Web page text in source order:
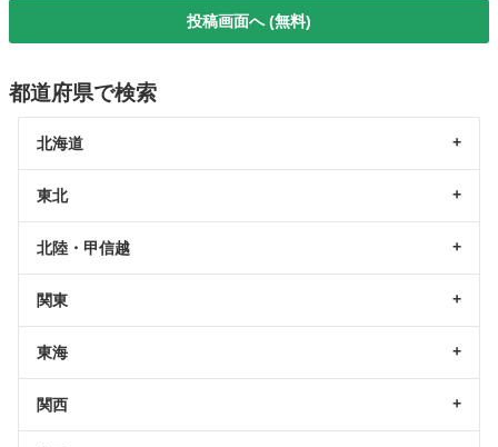
投稿画面へ (無料)
都道府県で検索
北海道
東北
北陸・甲信越
関東
東海
関西